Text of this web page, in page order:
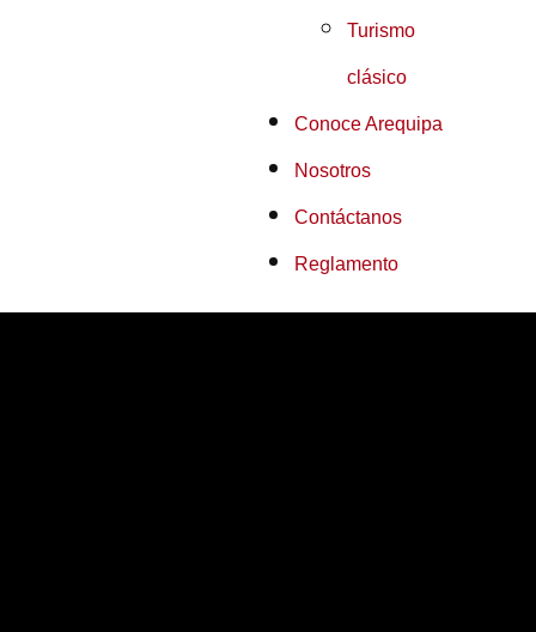
Turismo
clásico
Conoce Arequipa
Nosotros
Contáctanos
Reglamento